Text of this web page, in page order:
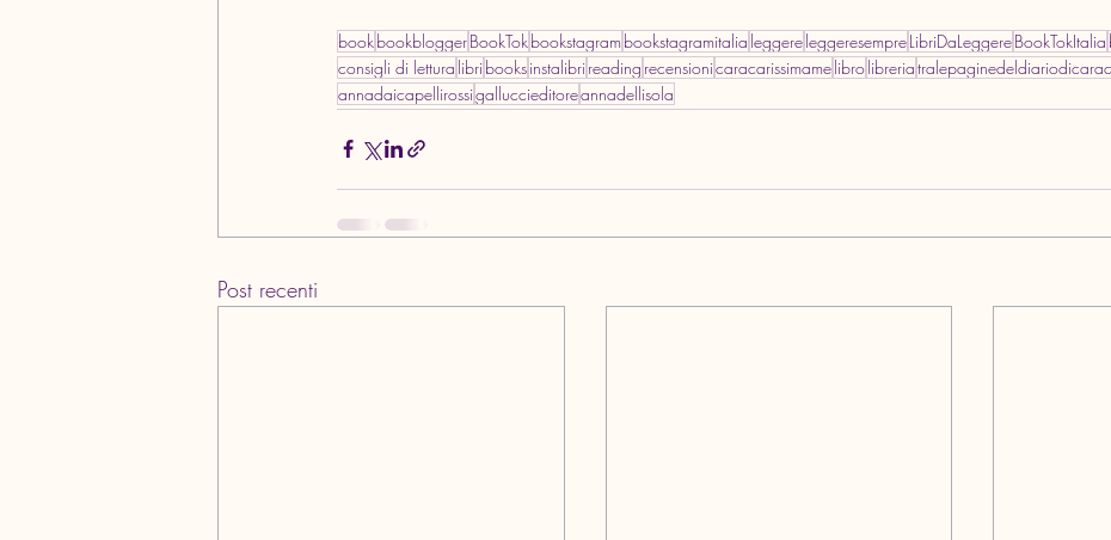
bookbookbloggerBookTokbookstagram bookstagramitalia leggereleggeresempreLibriDaLeggereBookTokItalia
consigli di lettura libribooksinstalibrireading recensionicaracarissimamelibrolibreria
annadaicapellirossigalluccieditoreannadellisola
Post recenti